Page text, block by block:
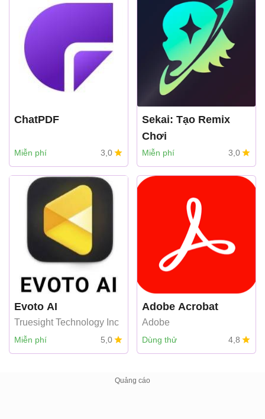
ChatPDF
Miễn phí 3,0
Sekai: Tạo Remix
Chơi
sekai
Miễn phí 3,0
Evoto AI
Truesight Technology Inc
Miễn phí 5,0
Adobe Acrobat
Adobe
Dùng thử 4,8